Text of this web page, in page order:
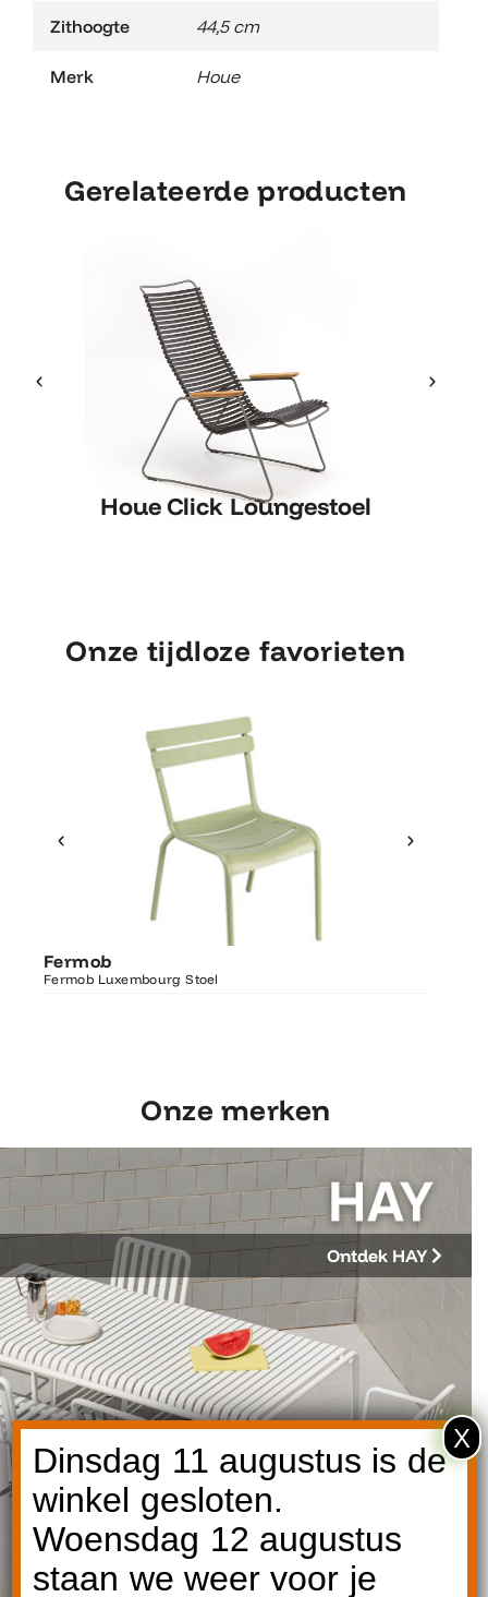
Zithoogte 44,5 cm
Merk Houe
Gerelateerde producten
Houe Click Loungestoel
Houe Click Loungestoel
Onze tijdloze favorieten
Fermob
Fermob Luxembourg Stoel
Ontdek Fermob
Luxembourg Stoel
Onze merken
Ontdek HAY
Dinsdag 11 augustus is de
winkel gesloten.
Woensdag 12 augustus
staan we weer voor je
X